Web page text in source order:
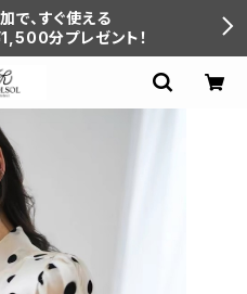
で、すぐ使える
分プレゼント！